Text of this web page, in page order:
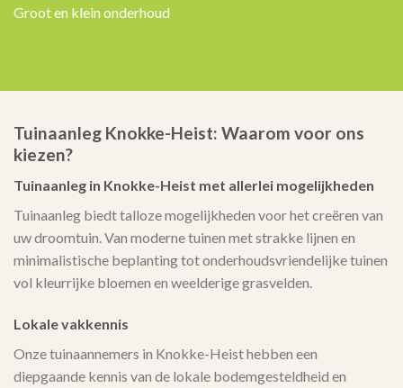
Groot en klein onderhoud
Tuinaanleg Knokke-Heist: Waarom voor ons
kiezen?
Tuinaanleg in Knokke-Heist met allerlei mogelijkheden
Tuinaanleg biedt talloze mogelijkheden voor het creëren van
uw droomtuin. Van moderne tuinen met strakke lijnen en
minimalistische beplanting tot onderhoudsvriendelijke tuinen
vol kleurrijke bloemen en weelderige grasvelden.
Lokale vakkennis
Onze tuinaannemers in Knokke-Heist hebben een
diepgaande kennis van de lokale bodemgesteldheid en